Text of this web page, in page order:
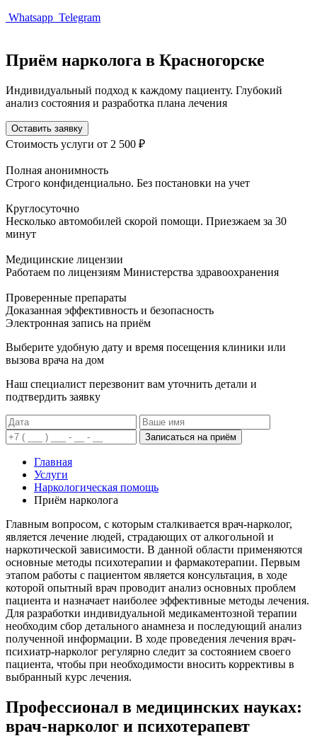
Whatsapp Telegram
Приём нарколога в Красногорске
Индивидуальный подход к каждому пациенту. Глубокий
анализ состояния и разработка плана лечения
Оставить заявку
Стоимость услуги от 2 500 ₽
Полная анонимность
Строго конфиденциально. Без постановки на учет
Круглосуточно
Несколько автомобилей скорой помощи. Приезжаем за 30
минут
Медицинские лицензии
Работаем по лицензиям Министерства здравоохранения
Проверенные препараты
Доказанная эффективность и безопасность
Электронная запись на приём
Выберите удобную дату и время посещения клиники или
вызова врача на дом
Наш специалист перезвонит вам уточнить детали и
подтвердить заявку
Записаться на приём
Главная
Услуги
Наркологическая помощь
Приём нарколога
Главным вопросом, с которым сталкивается врач-нарколог,
является лечение людей, страдающих от алкогольной и
наркотической зависимости. В данной области применяются
основные методы психотерапии и фармакотерапии. Первым
этапом работы с пациентом является консультация, в ходе
которой опытный врач проводит анализ основных проблем
пациента и назначает наиболее эффективные методы лечения.
Для разработки индивидуальной медикаментозной терапии
необходим сбор детального анамнеза и последующий анализ
полученной информации. В ходе проведения лечения врач-
психиатр-нарколог регулярно следит за состоянием своего
пациента, чтобы при необходимости вносить коррективы в
выбранный курс лечения.
Профессионал в медицинских науках:
врач-нарколог и психотерапевт